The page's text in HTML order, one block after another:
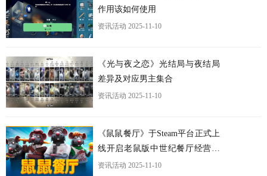
作用该如何使用
资讯活动 2025-11-10
《光与夜之恋》光结局与夜结局
差异及对应男主集合
资讯活动 2025-11-10
《鼠鼠餐厅》于Steam平台正式上
线开启老鼠版中世纪餐厅经营之
旅
资讯活动 2025-11-10